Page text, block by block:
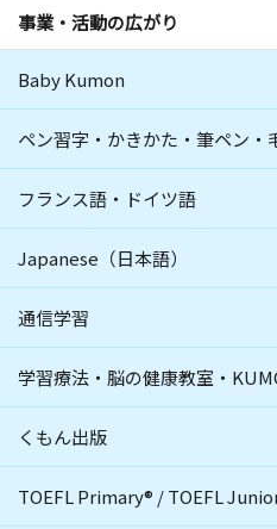
事業・活動の広がり
Baby Kumon
ペン習字・かきかた・筆ペン・
フランス語・ドイツ語
Japanese（日本語）
通信学習
学習療法・脳の健康教室・
くもん出版
TOEFL Primary® /TOEFL